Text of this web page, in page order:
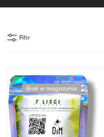
Filtr
Brak w magazynie